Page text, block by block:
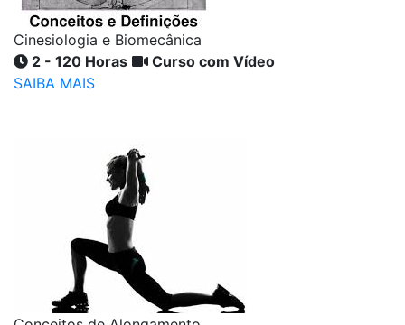
Cinesiologia e Biomecânica
2 - 120 Horas
Curso com Vídeo
SAIBA MAIS